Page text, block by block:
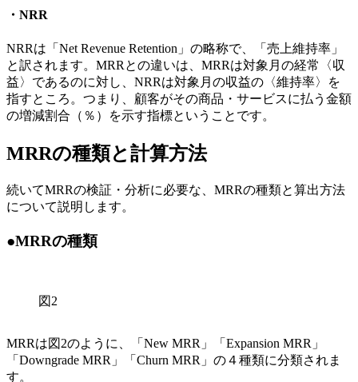
・NRR
NRRは「Net Revenue Retention」の略称で、「売上維持率」
と訳されます。MRRとの違いは、MRRは対象月の経常〈収
益〉であるのに対し、NRRは対象月の収益の〈維持率〉を
指すところ。つまり、顧客がその商品・サービスに払う金額
の増減割合（％）を示す指標ということです。
MRRの種類と計算方法
続いてMRRの検証・分析に必要な、MRRの種類と算出方法
について説明します。
●MRRの種類
図2
MRRは図2のように、「New MRR」「Expansion MRR」
「Downgrade MRR」「Churn MRR」の４種類に分類されま
す。